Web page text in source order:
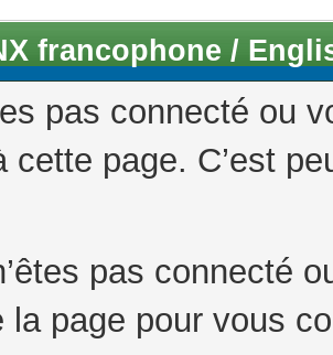
francophone /
pas connecté ou
cette page. C’est
pas connecté
la page pour vous